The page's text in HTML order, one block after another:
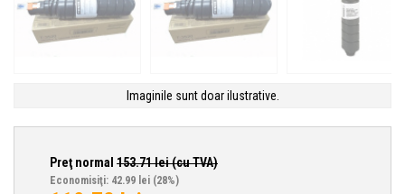
Imaginile sunt doar ilustrative.
Preţ normal 153.71lei (cu TVA)
Economisiţi: 42.99 lei (28%)